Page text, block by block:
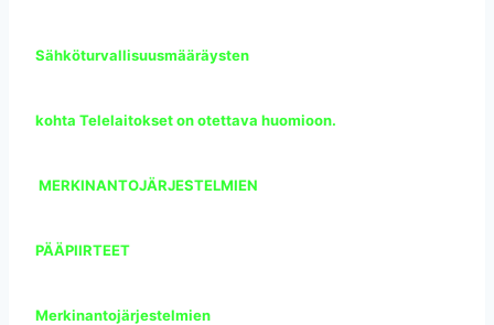
Sähköturvallisuusmääräysten
kohta Telelaitokset on otettava huomioon.
MERKINANTOJÄRJESTELMIEN
PÄÄPIIRTEET
Merkinantojärjestelmien